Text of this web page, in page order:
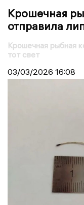
Крошечная
отправила
Крошечная рыбная
тот свет
03/03/2026 16:08